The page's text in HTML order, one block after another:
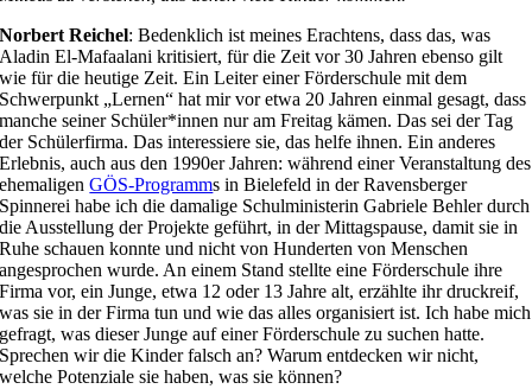
Norbert Reichel: Bedenklich ist meines Erachtens, dass das, was
Aladin El-Mafaalani kritisiert, für die Zeit vor 30 Jahren ebenso gilt
wie für die heutige Zeit. Ein Leiter einer Förderschule mit dem
Schwerpunkt „Lernen“ hat mir vor etwa 20 Jahren einmal gesagt, dass
manche seiner Schüler*innen nur am Freitag kämen. Das sei der Tag
der Schülerfirma. Das interessiere sie, das helfe ihnen. Ein anderes
Erlebnis, auch aus den 1990er Jahren: während einer Veranstaltung des
ehemaligenGÖS-Programms in Bielefeld in der Ravensberger
Spinnerei habe ich die damalige Schulministerin Gabriele Behler durch
die Ausstellung der Projekte geführt, in der Mittagspause, damit sie in
Ruhe schauen konnte und nicht von Hunderten von Menschen
angesprochen wurde. An einem Stand stellte eine Förderschule ihre
Firma vor, ein Junge, etwa 12 oder 13 Jahre alt, erzählte ihr druckreif,
was sie in der Firma tun und wie das alles organisiert ist. Ich habe mich
gefragt, was dieser Junge auf einer Förderschule zu suchen hatte.
Sprechen wir die Kinder falsch an? Warum entdecken wir nicht,
welche Potenziale sie haben, was sie können?